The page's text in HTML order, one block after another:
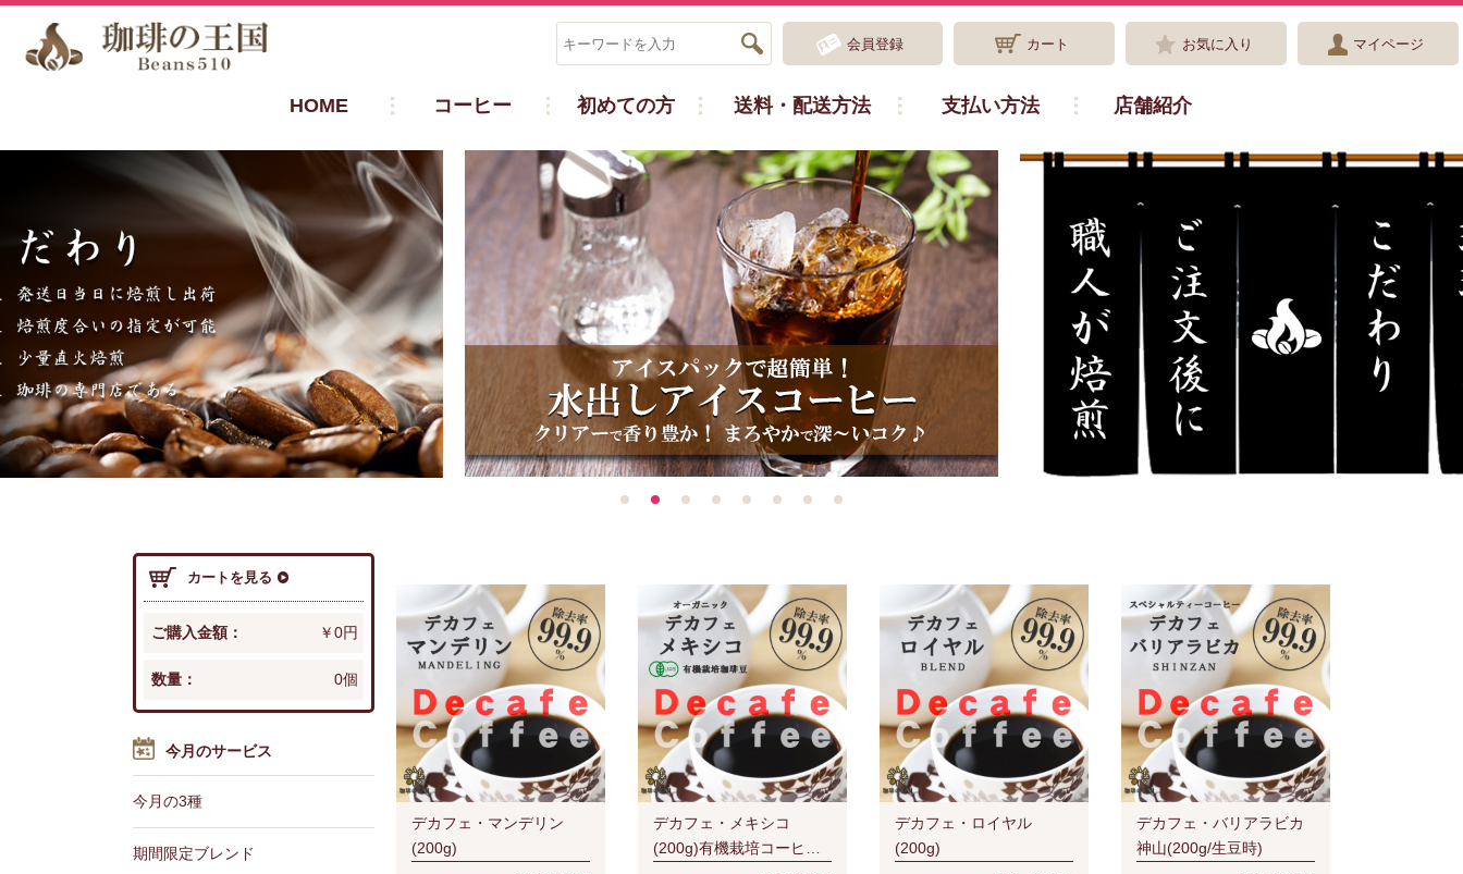
会員登録 カート お気に入り マイページ
HOME コーヒー 初めての方 送料・配送方法 支払い方法 店舗紹介
デカフェ・マンデリン
(200g)
デカフェ・メキシコ
(200g)有機栽培コーヒー
デカフェ・ロイヤル
(200g)
デカフェ・バリアラビカ
神山(200g/生豆時)
カートを見る
ご購入金額： ￥0円
数量： 0個
今月のサービス
今月の3種
期間限定ブレンド